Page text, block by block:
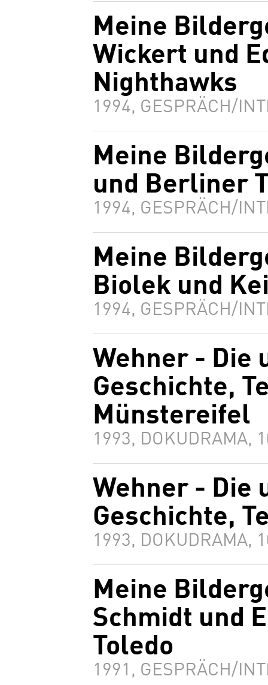
Meine
Wickert und
Nighthawks
1994, GESPRÄCH/
Meine
und Berliner
1994, GESPRÄCH/
Meine
Biolek und
1994, GESPRÄCH/
Wehner - Die
Geschichte,
Münstereifel
1993, DOKUDRAMA,
Wehner - Die
Geschichte,
1993, DOKUDRAMA,
Meine
Schmidt und
Toledo
1991, GESPRÄCH/